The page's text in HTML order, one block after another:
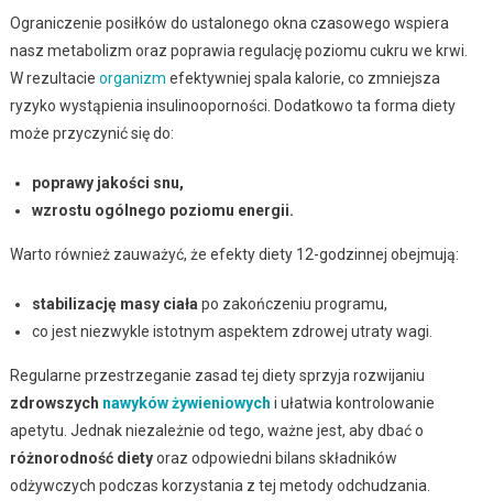
Ograniczenie posiłków do ustalonego okna czasowego wspiera
nasz metabolizm oraz poprawia regulację poziomu cukru we krwi.
W rezultacie organizm efektywniej spala kalorie, co zmniejsza
ryzyko wystąpienia insulinooporności. Dodatkowo ta forma diety
może przyczynić się do:
poprawy jakości snu,
wzrostu ogólnego poziomu energii.
Warto również zauważyć, że efekty diety 12-godzinnej obejmują:
stabilizację masy ciała po zakończeniu programu,
co jest niezwykle istotnym aspektem zdrowej utraty wagi.
Regularne przestrzeganie zasad tej diety sprzyja rozwijaniu
zdrowszych nawyków żywieniowych i ułatwia kontrolowanie
apetytu. Jednak niezależnie od tego, ważne jest, aby dbać o
różnorodność dietyoraz odpowiedni bilans składników
odżywczych podczas korzystania z tej metody odchudzania.